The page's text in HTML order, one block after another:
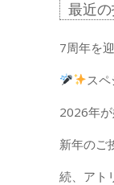
最近
7周年を
ス
2026年
新年のご
続、アト